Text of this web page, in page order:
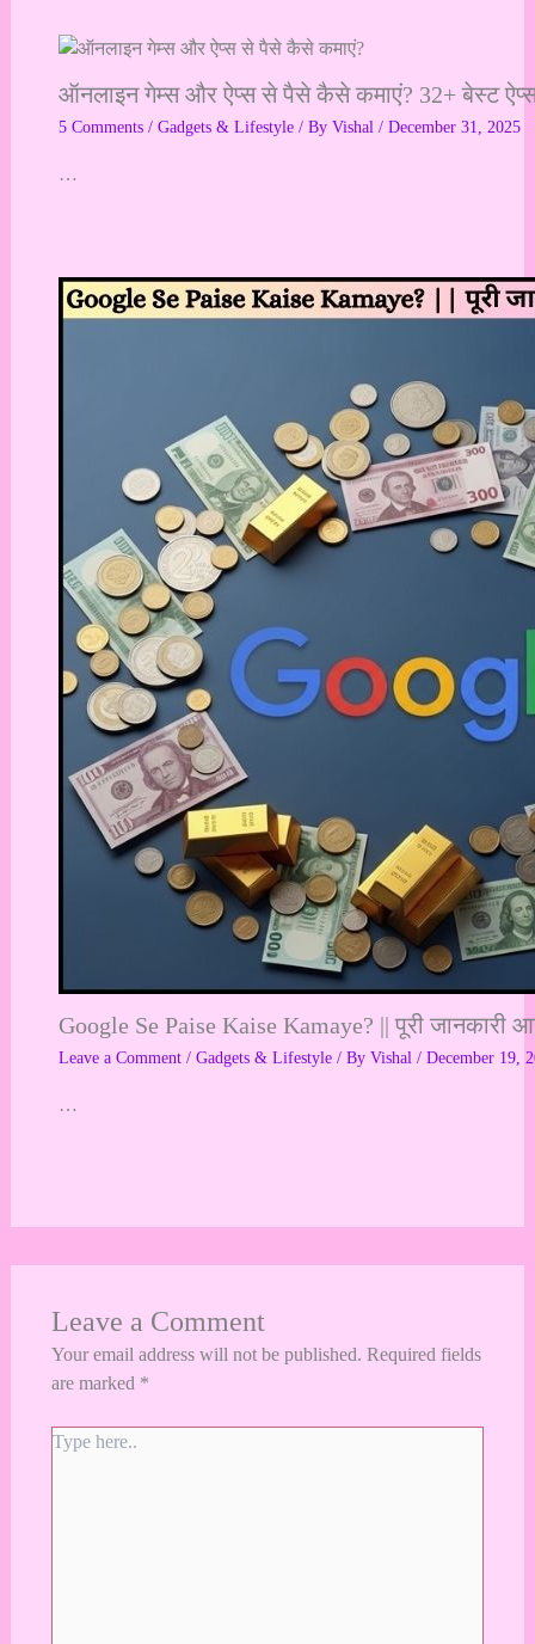
ऑनलाइन गेम्स और ऐप्स से पैसे कैसे कमाएं? 32+ बेस्ट
5 Comments / Gadgets & Lifestyle/ By Vishal / December 31, 2025
…
Google Se Paise Kaise Kamaye? || पूरी जानकारी
Leave a Comment / Gadgets & Lifestyle/ By Vishal / December 19,
…
Leave a Comment
Your email address will not be published. Required fields
are marked *
Type